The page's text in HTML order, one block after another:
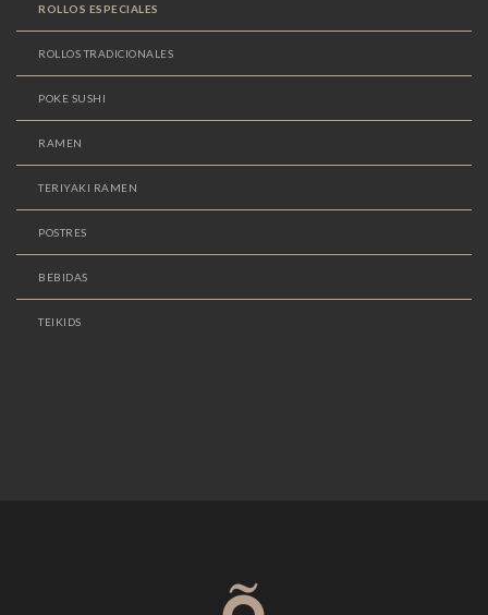
ROLLOS ESPECIALES
ROLLOS TRADICIONALES
POKE SUSHI
RAMEN
TERIYAKI RAMEN
POSTRES
BEBIDAS
TEIKIDS